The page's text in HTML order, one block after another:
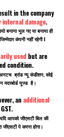
in the company
damage.
बनाना भूल गए या बनाया ही
कंपनी नहीं रहेगी I
usedbut are
condition.
ब्रांड न्यू कंडीशन, कोई
मदरबोर्ड यूज्ड है।
an additional
आपको जीएसटी बिल की
पे करना होगा।